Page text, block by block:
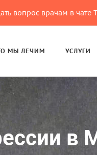
вопрос врачам в чате
МЫ ЛЕЧИМ УСЛУГИ
в